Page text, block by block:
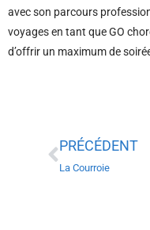
avec son parcours
voyages en tant que GO
d’offrir un maximum de
PRÉCÉDENT
La Courroie